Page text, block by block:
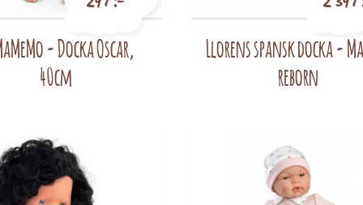
Pris
- Docka Oscar,
40cm
Pris
Llorens spansk docka -
reborn